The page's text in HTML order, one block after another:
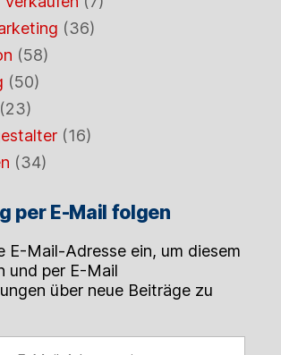
(36)
(58)
(50)
(23)
(16)
(34)
per E-Mail folgen
E-Mail-Adresse ein, um diesem
und per E-Mail
über neue Beiträge zu